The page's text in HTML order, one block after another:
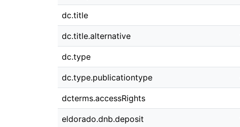
dc.title
dc.title.alternative
dc.type
dc.type.publicationtype
dcterms.accessRights
eldorado.dnb.deposit